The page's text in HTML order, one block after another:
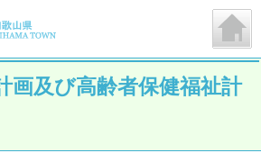
画及び高齢者保健福祉計